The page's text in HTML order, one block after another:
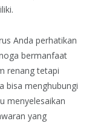
Anda perhatikan
bermanfaat
renang tetapi
bisa menghubungi
menyelesaikan
yang